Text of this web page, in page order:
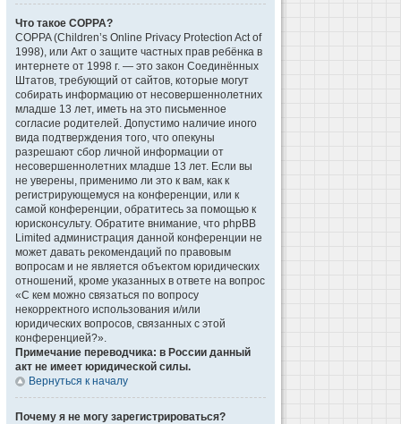
Что такое COPPA?
COPPA (Children’s Online Privacy Protection Act of
1998), или Акт о защите частных прав ребёнка в
интернете от 1998 г. — это закон Соединённых
Штатов, требующий от сайтов, которые могут
собирать информацию от несовершеннолетних
младше 13 лет, иметь на это письменное
согласие родителей. Допустимо наличие иного
вида подтверждения того, что опекуны
разрешают сбор личной информации от
несовершеннолетних младше 13 лет. Если вы
не уверены, применимо ли это к вам, как к
регистрирующемуся на конференции, или к
самой конференции, обратитесь за помощью к
юрисконсульту. Обратите внимание, что phpBB
Limited администрация данной конференции не
может давать рекомендаций по правовым
вопросам и не является объектом юридических
отношений, кроме указанных в ответе на вопрос
«С кем можно связаться по вопросу
некорректного использования и/или
юридических вопросов, связанных с этой
конференцией?».
Примечание переводчика: в России данный
акт не имеет юридической силы.
Вернуться к началу
Почему я не могу зарегистрироваться?